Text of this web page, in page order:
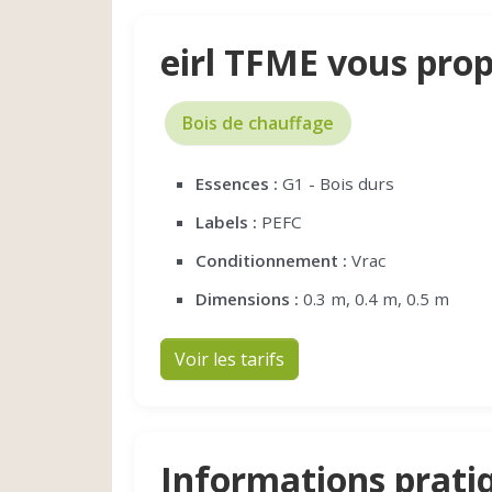
eirl TFME vous
Bois de chauffage
Essences : G1 - Bois durs
Labels : PEFC
Conditionnement : Vrac
Dimensions : 0.3 m, 0.4 m, 0.5 m
Voir les tarifs
Informations